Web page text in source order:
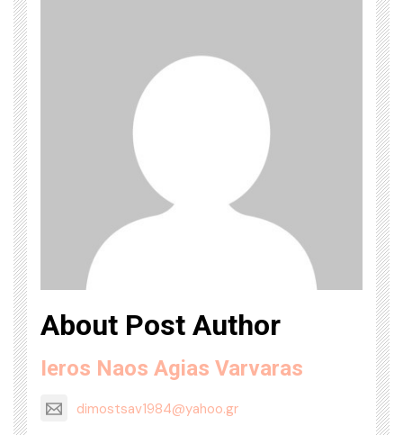
About Post Author
Ieros Naos Agias Varvaras
dimostsav1984@yahoo.gr